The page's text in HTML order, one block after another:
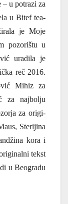
u potra­zi za
u Bitef tea­
je Moje
pozo­rištu u
ura­di­la je
reč 2016.
Mihiz za
za naj­bo­lju
za ori­gi­
Ste­ri­ji­na
kora i
tekst
u Beo­gra­du